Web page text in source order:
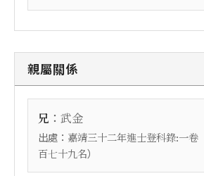
親屬關係
兄 ： 武金
出處： 嘉靖三十二年進士登科錄:一卷
百七十九名）